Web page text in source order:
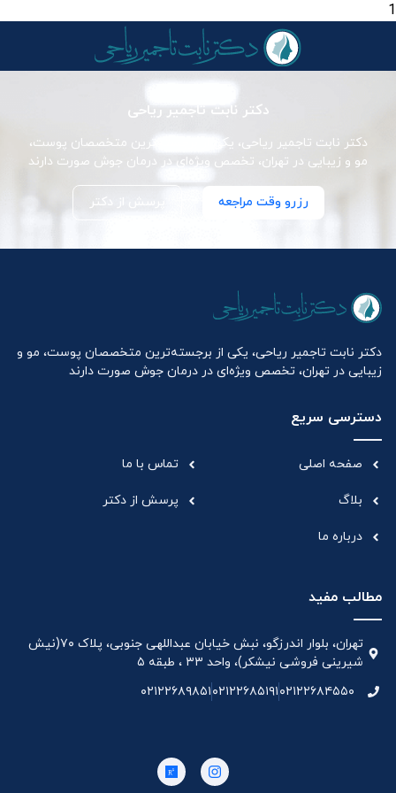
1
دکتر نابت تاجمیر ریاحی
دکتر نابت تاجمیر ریاحی، یکی از برجسته‌ترین متخصصان پوست،
مو و زیبایی در تهران، تخصص ویژه‌ای در درمان جوش صورت دارند
رزرو وقت مراجعه پرسش از دکتر
دکتر نابت تاجمیر ریاحی، یکی از برجسته‌ترین متخصصان پوست، مو و
زیبایی در تهران، تخصص ویژه‌ای در درمان جوش صورت دارند
دسترسی سریع
صفحه اصلی
بلاگ
درباره ما
تماس با ما
پرسش از دکتر
مطالب مفید
تهران، بلوار اندرزگو، نبش خیابان عبداللهی جنوبی، پلاک ۷۰(نیش
شیرینی فروشی نیشکر)، واحد ۳۳ ، طبقه ۵
۰۲۱۲۲۶۸۴۵۵۰۰۲۱۲۲۶۸۵۱۹۱۰۲۱۲۲۶۸۹۸۵۱